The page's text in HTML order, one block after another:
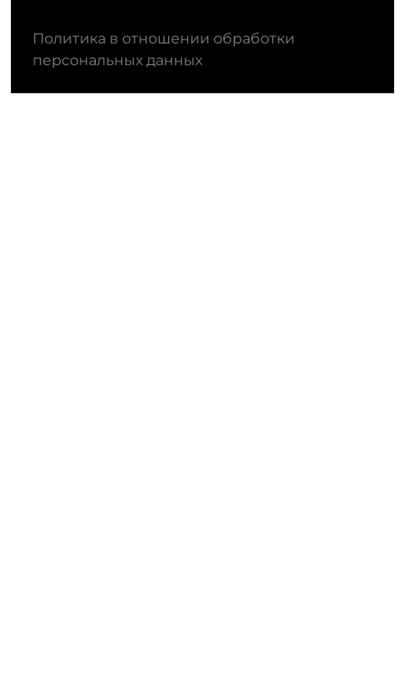
Политика в отношении обработки
персональных данных